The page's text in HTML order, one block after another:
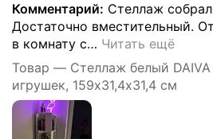
Комментарий: Стеллаж
Достаточно вместительный.
в комнату с… Читать ещё
Товар — Стеллаж белый DAIVA
игрушек, 159х31,4х31,4 см